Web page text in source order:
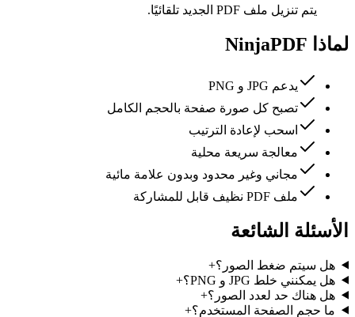
يتم تنزيل ملف PDF الجديد تلقائيًا.
لماذا NinjaPDF
يدعم JPG و PNG
تصبح كل صورة صفحة بالحجم الكامل
اسحب لإعادة الترتيب
معالجة سريعة محلية
مجاني وغير محدود وبدون علامة مائية
ملف PDF نظيف قابل للمشاركة
الأسئلة الشائعة
هل سيتم ضغط الصور؟+
هل يمكنني خلط JPG و PNG؟
+
هل هناك حد لعدد الصور؟+
ما حجم الصفحة المستخدم؟+